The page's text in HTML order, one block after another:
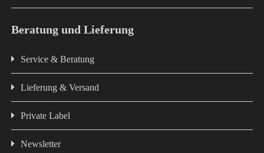
Beratung und Lieferung
Service & Beratung
Lieferung & Versand
Private Label
Newsletter